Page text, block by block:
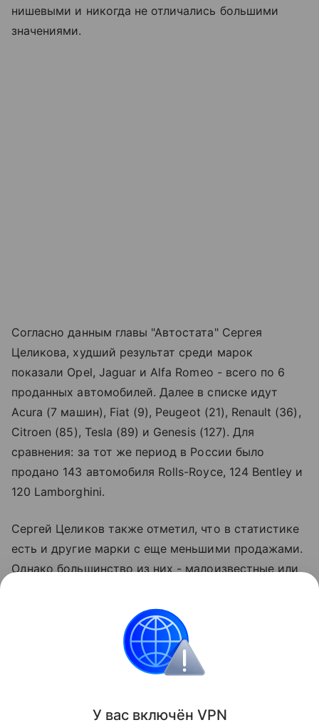
нишевыми и никогда не отличались большими
значениями.
Согласно данным главы "Автостата" Сергея
Целикова, худший результат среди марок
показали Opel, Jaguar и Alfa Romeo - всего по 6
проданных автомобилей. Далее в списке идут
Acura (7 машин), Fiat (9), Peugeot (21), Renault (36),
Citroen (85), Tesla (89) и Genesis (127). Для
сравнения: за тот же период в России было
продано 143 автомобиля Rolls-Royce, 124 Bentley и
120 Lamborghini.
Сергей Целиков также отметил, что в статистике
есть и другие марки с еще меньшими продажами.
Однако большинство из них - малоизвестные или
значительного влияния на статистику.
Ранее "РГ" рассказывала о самых ликвидных
автобрендах и моделях в Китае.
Поделиться
У вас включён VPN